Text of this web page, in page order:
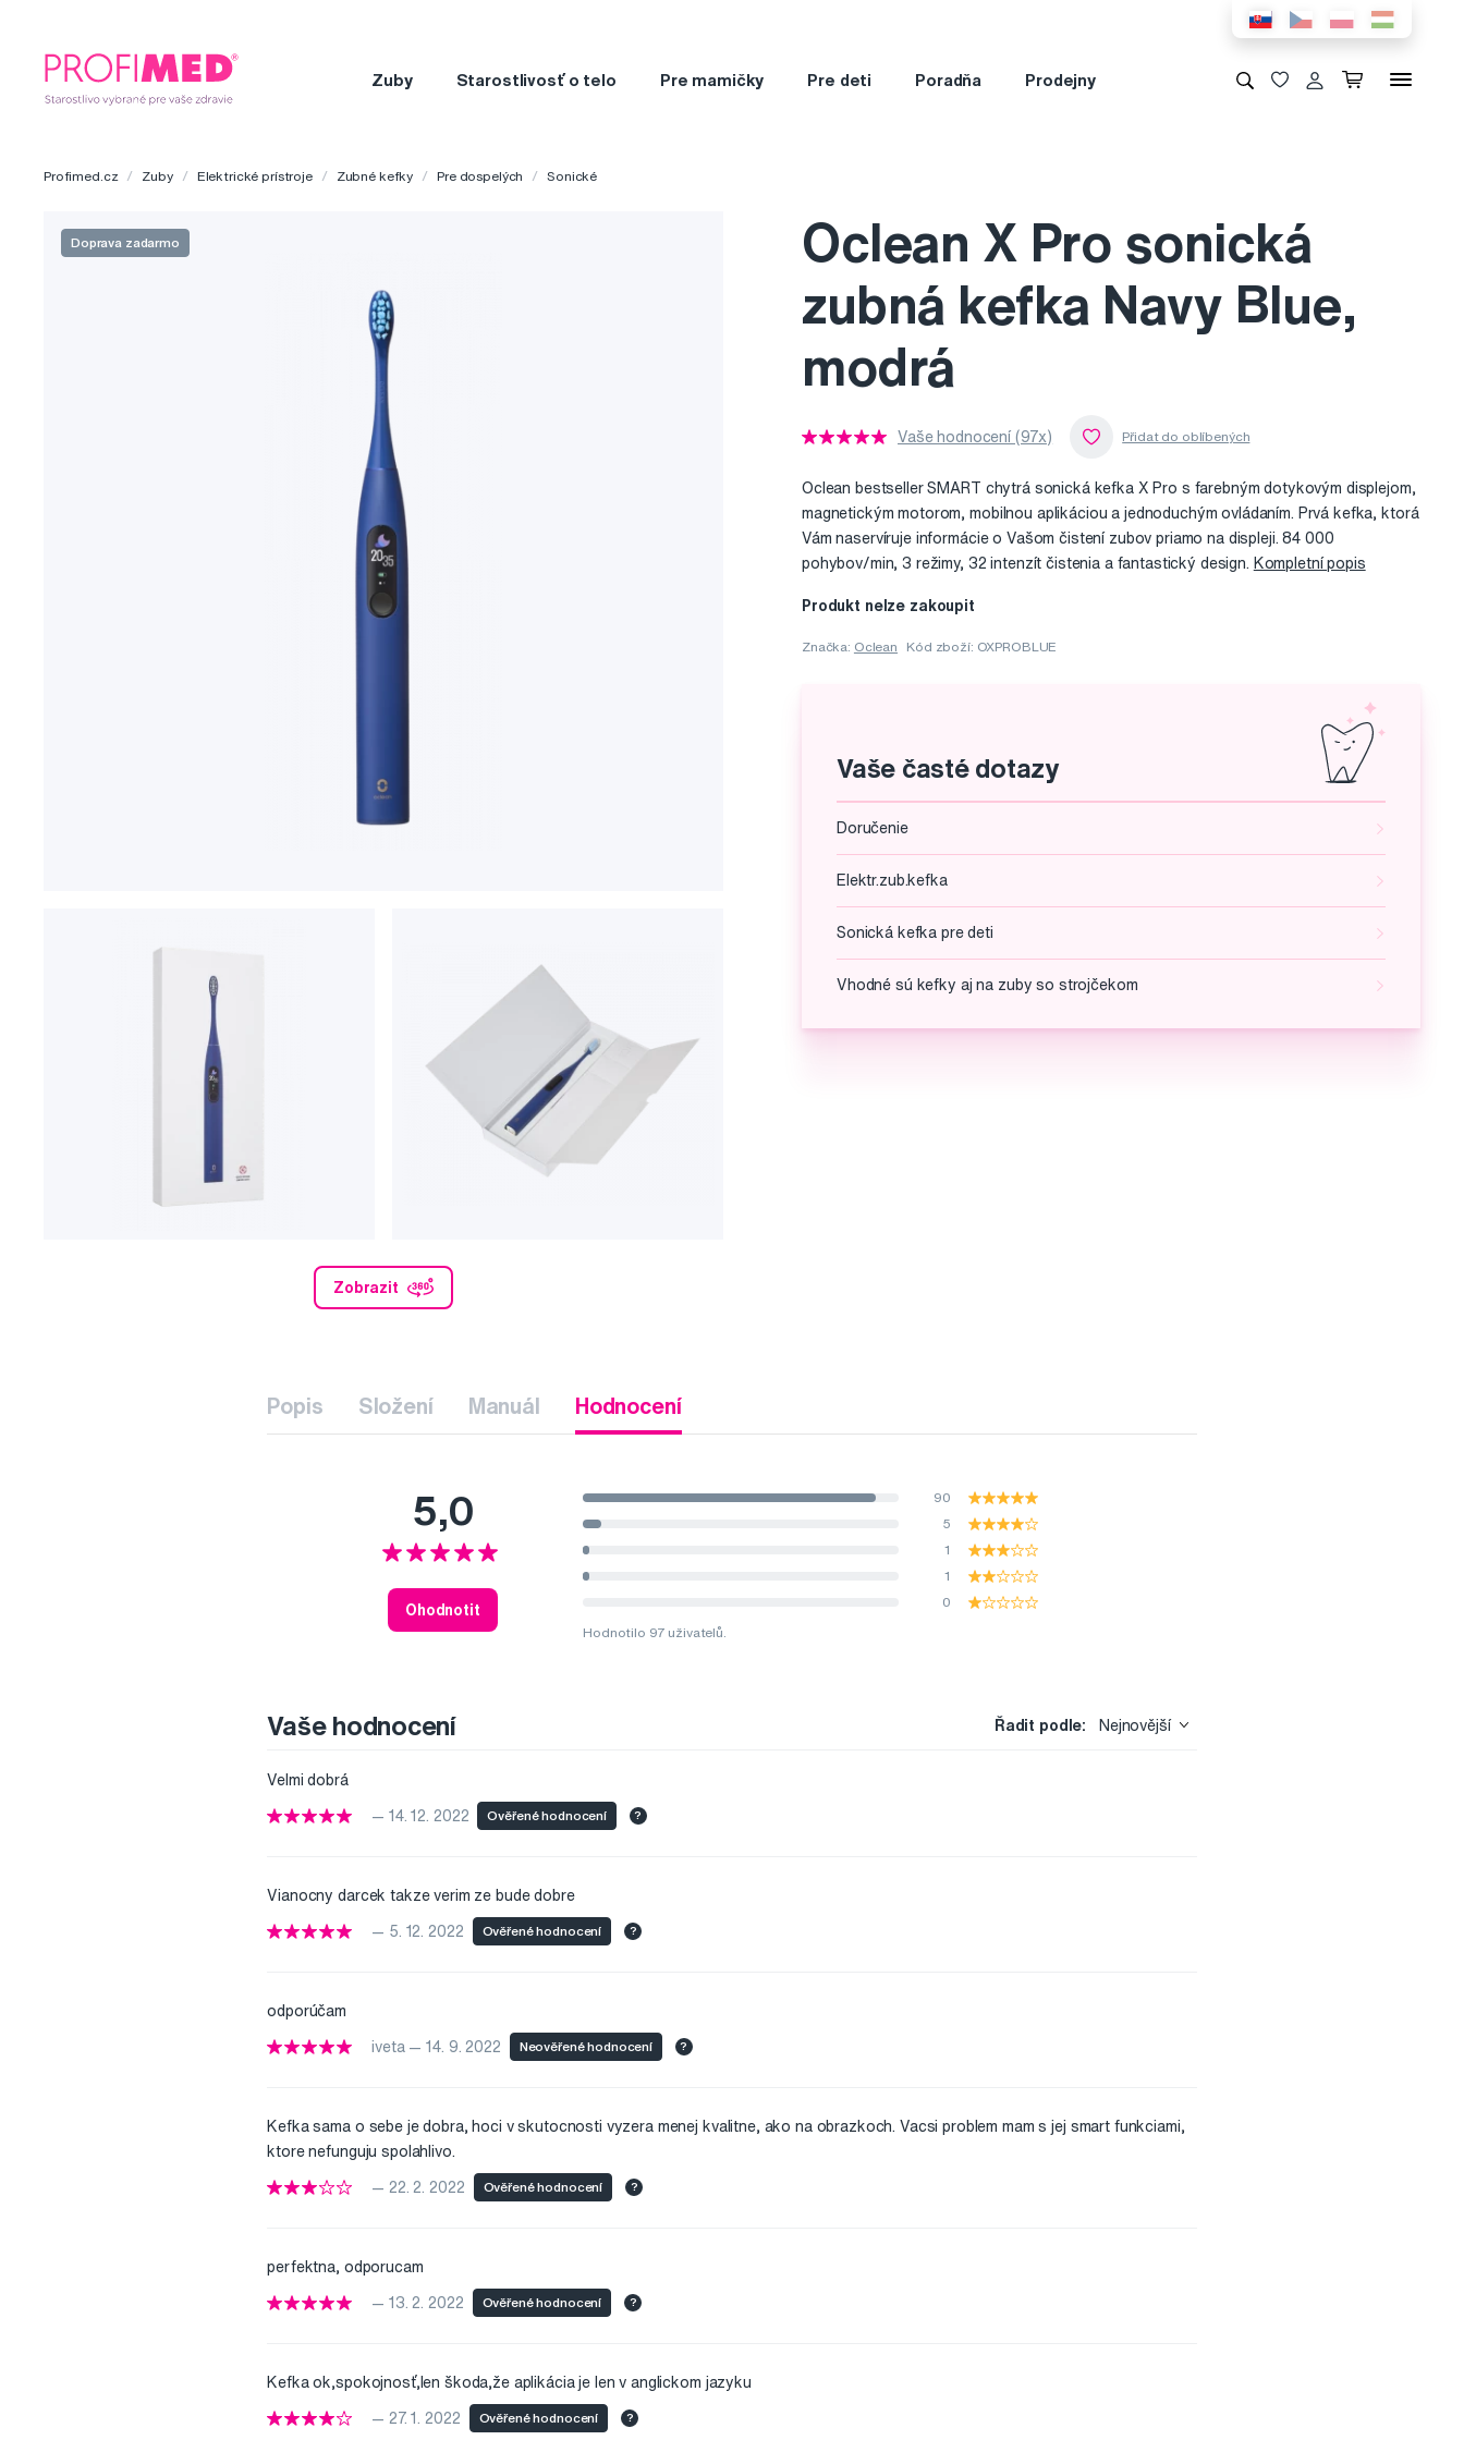
Zuby Starostlivosť o telo Pre mamičky Pre deti Poradňa Prodejny
Profimed.cz Zuby Elektrické prístroje Zubné kefky Pre dospelých Sonické
Doprava zadarmo
Zobrazit
Oclean X Pro sonická
zubná kefka Navy Blue,
modrá
Vaše hodnocení (97x)
Oclean bestseller SMART chytrá sonická kefka X Pro s farebným dotykovým displejom,
magnetickým motorom, mobilnou aplikáciou a jednoduchým ovládaním. Prvá kefka, ktorá
Vám naservíruje informácie o Vašom čistení zubov priamo na displeji. 84 000
pohybov/min, 3 režimy, 32 intenzít čistenia a fantastický design. Kompletní popis
Produkt nelze zakoupit
Značka: Oclean Kód zboží: OXPROBLUE
Vaše časté dotazy
Doručenie
Elektr.zub.kefka
Sonická kefka pre deti
Vhodné sú kefky aj na zuby so strojčekom
Popis Složení Manuál Hodnocení
5,0
Ohodnotit
90
5
1
1
0
Hodnotilo 97 uživatelů.
Vaše hodnocení Řadit podle: Nejnovější
Velmi dobrá
— 14. 12. 2022 Ověřené hodnocení ?
Vianocny darcek takze verim ze bude dobre
— 5. 12. 2022 Ověřené hodnocení ?
odporúčam
iveta — 14. 9. 2022 Neověřené hodnocení ?
Kefka sama o sebe je dobra, hoci v skutocnosti vyzera menej kvalitne, ako na obrazkoch. Vacsi problem mam s jej smart funkciami,
ktore nefunguju spolahlivo.
— 22. 2. 2022 Ověřené hodnocení ?
perfektna, odporucam
— 13. 2. 2022 Ověřené hodnocení ?
Kefka ok,spokojnosť,len škoda,že aplikácia je len v anglickom jazyku
— 27. 1. 2022 Ověřené hodnocení ?